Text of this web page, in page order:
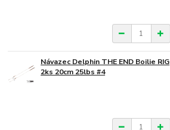
Návazec Delphin THE END Boilie RIG
2ks 20cm 25lbs #4